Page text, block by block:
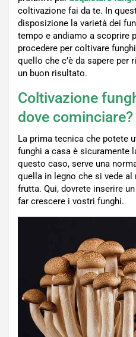
coltivazione fai da te. In
disposizione la varietà dei
tempo e andiamo a scoprire
procedere per coltivare
quello che c’è da sapere per
un buon risultato.
Coltivazione
dove cominciare?
La prima tecnica che potete
funghi a casa è sicuramente
questo caso, serve una
quella in legno che si vede
frutta. Qui, dovrete inserire un
far crescere i vostri funghi.